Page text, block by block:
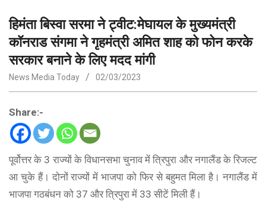
हिमंता बिस्वा सरमा ने ट्वीट:मेघायल के मुख्यमंत्री
कॉनराड संगमा ने गृहमंत्री अमित शाह को फोन करके
सरकार बनाने के लिए मदद मांगी
News Media Today 02/03/2023
Share:-
पूर्वोत्तर के 3 राज्यों के विधानसभा चुनाव में त्रिपुरा और नगालैंड के रिजल्ट
आ चुके हैं। दोनों राज्यों में भाजपा को फिर से बहुमत मिला है। नगालैंड में
भाजपा गठबंधन को 37 और त्रिपुरा में 33 सीटें मिली हैं।